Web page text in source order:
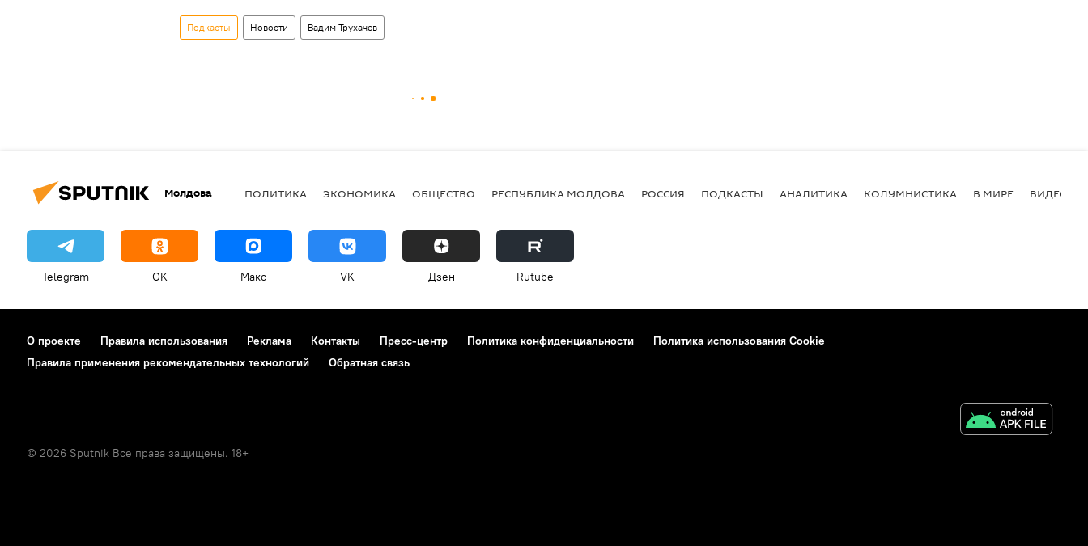
Подкасты Новости Вадим Трухачев
Молдова ПОЛИТИКА ЭКОНОМИКА ОБЩЕСТВО РЕСПУБЛИКА МОЛДОВА РОССИЯ ПОДКАСТЫ АНАЛИТИКА КОЛУМНИСТИКА В МИРЕ ВИДЕО
Telegram OK Макс VK Дзен Rutube
О проекте Правила использования Реклама Контакты Пресс-центр Политика конфиденциальности
Политика использования Cookie
Правила применения рекомендательных технологий
Обратная связь
© 2026 Sputnik Все права защищены. 18+